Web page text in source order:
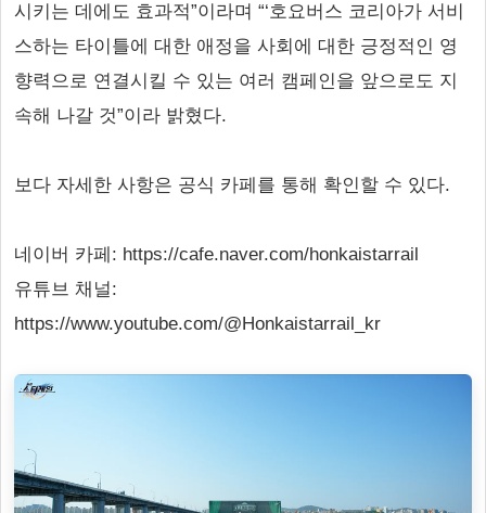
시키는 데에도 효과적”이라며 “‘호요버스 코리아가 서비
스하는 타이틀에 대한 애정을 사회에 대한 긍정적인 영
향력으로 연결시킬 수 있는 여러 캠페인을 앞으로도 지
속해 나갈 것”이라 밝혔다.
보다 자세한 사항은 공식 카페를 통해 확인할 수 있다.
네이버 카페: https://cafe.naver.com/honkaistarrail
유튜브 채널:
https://www.youtube.com/@Honkaistarrail_kr